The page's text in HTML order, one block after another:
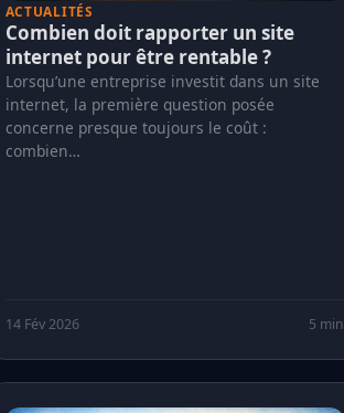
ACTUALITÉS
Combien doit rapporter un site
internet pour être rentable ?
Lorsqu’une entreprise investit dans un site
internet, la première question posée
concerne presque toujours le coût :
combien…
14 Fév 2026 5 min